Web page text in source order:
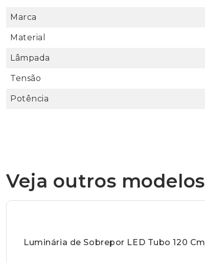
Marca
Material
Lâmpada
Tensão
Potência
Veja outros modelos
Luminária de Sobrepor LED Tubo 120 Cm